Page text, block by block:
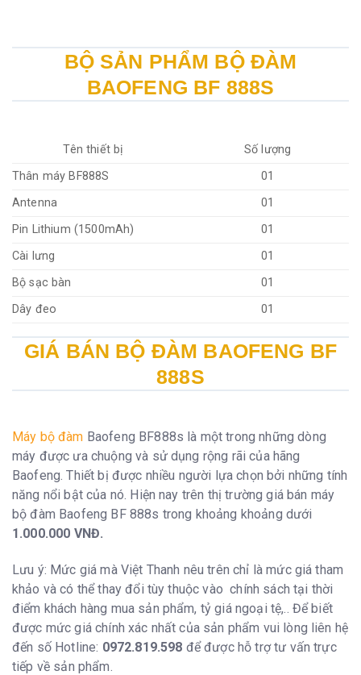
BỘ SẢN PHẨM BỘ ĐÀM
BAOFENG BF 888S
Tên thiết bị
Số lượng
Thân máy BF888S
01
Antenna
01
Pin Lithium (1500mAh)
01
Cài lưng
01
Bộ sạc bàn
01
Dây đeo
01
GIÁ BÁN BỘ ĐÀM BAOFENG BF
888S
Máy bộ đàm Baofeng BF888s là một trong những dòng
máy được ưa chuộng và sử dụng rộng rãi của hãng
Baofeng. Thiết bị được nhiều người lựa chọn bởi những tính
năng nổi bật của nó. Hiện nay trên thị trường giá bán máy
bộ đàm Baofeng BF 888s trong khoảng khoảng dưới
1.000.000 VNĐ.
Lưu ý: Mức giá mà Việt Thanh nêu trên chỉ là mức giá tham
khảo và có thể thay đổi tùy thuộc vào chính sách tại thời
điểm khách hàng mua sản phẩm, tỷ giá ngoại tệ,.. Để biết
được mức giá chính xác nhất của sản phẩm vui lòng liên hệ
đến số Hotline: 0972.819.598 để được hỗ trợ tư vấn trực
tiếp về sản phẩm.